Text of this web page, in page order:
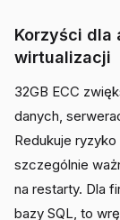
Korzyści dla
wirtualizacji
32GB ECC
danych,
Redukuje
szczególnie
na restarty. Dla
bazy SQL, to